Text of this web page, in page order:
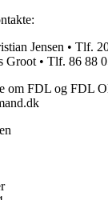
Jensen • Tlf.
Groot • Tlf. 86 88
om FDL og FDL